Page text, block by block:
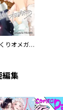
巣づくりオメガバース
編集